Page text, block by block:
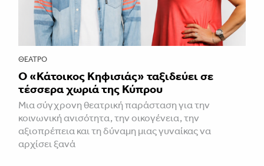
ΘΈΑΤΡΟ
Ο «Κάτοικος Κηφισιάς» ταξιδεύει σε
τέσσερα χωριά της Κύπρου
Μια σύγχρονη θεατρική παράσταση για την
κοινωνική ανισότητα, την οικογένεια, την
αξιοπρέπεια και τη δύναμη μιας γυναίκας να
αρχίσει ξανά